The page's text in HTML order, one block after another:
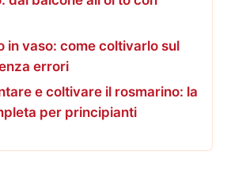
in vaso: come coltivarlo sul
errori
e coltivare il rosmarino: la
per principianti